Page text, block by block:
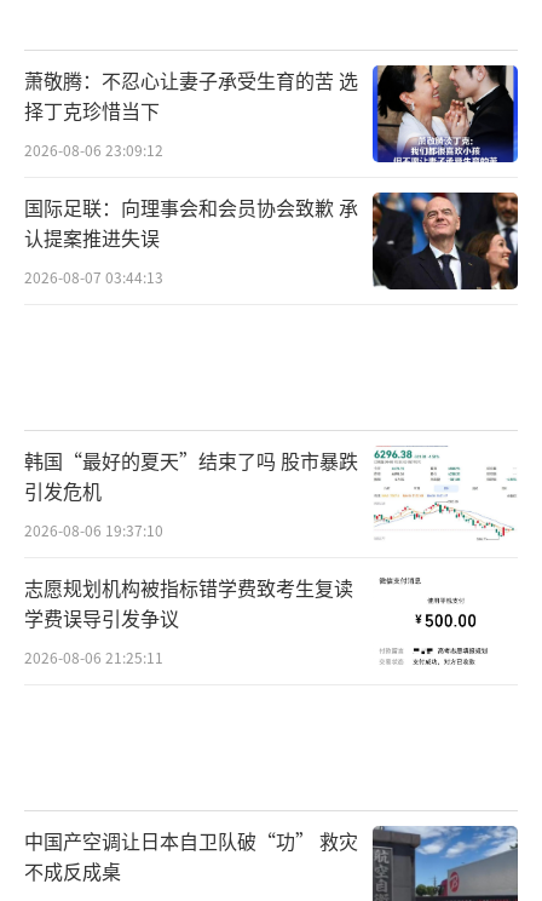
萧敬腾：不忍心让妻子承受生育的苦 选
择丁克珍惜当下
2026-08-06 23:09:12
国际足联：向理事会和会员协会致歉 承
认提案推进失误
2026-08-07 03:44:13
韩国“最好的夏天”结束了吗 股市暴跌
引发危机
2026-08-06 19:37:10
志愿规划机构被指标错学费致考生复读
学费误导引发争议
2026-08-06 21:25:11
中国产空调让日本自卫队破“功” 救灾
不成反成桌